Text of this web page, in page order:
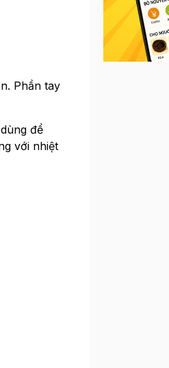
Phần tay
để
với nhiệt